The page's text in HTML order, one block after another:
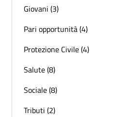
Giovani (3)
Pari opportunità (4)
Protezione Civile (4)
Salute (8)
Sociale (8)
Tributi (2)